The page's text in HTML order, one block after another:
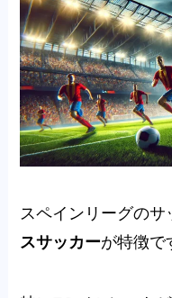
スペインリーグのサ
スサッカーが特徴で